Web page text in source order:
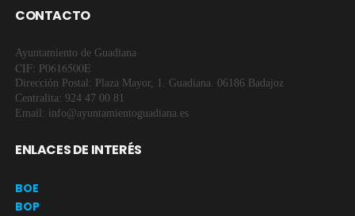
CONTACTO
Ayuntamiento de Guadiana
CIF: P0616500E
Dirección Postal: Plaza Mayor, 1. Guadiana. 06186 Badajoz
Centralita: 924 47 00 81
Email: info@ayuntamientoguadiana.es
ENLACES DE INTERÉS
BOE
BOP